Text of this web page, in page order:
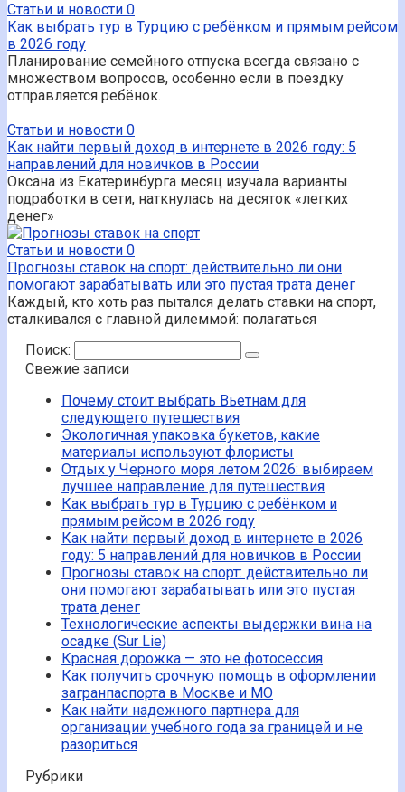
Статьи и новости 0
Как выбрать тур в Турцию с ребёнком и прямым рейсом
в 2026 году
Планирование семейного отпуска всегда связано с
множеством вопросов, особенно если в поездку
отправляется ребёнок.
Статьи и новости 0
Как найти первый доход в интернете в 2026 году: 5
направлений для новичков в России
Оксана из Екатеринбурга месяц изучала варианты
подработки в сети, наткнулась на десяток «легких
денег»
Статьи и новости 0
Прогнозы ставок на спорт: действительно ли они
помогают зарабатывать или это пустая трата денег
Каждый, кто хоть раз пытался делать ставки на спорт,
сталкивался с главной дилеммой: полагаться
Поиск:
Свежие записи
Почему стоит выбрать Вьетнам для
следующего путешествия
Экологичная упаковка букетов, какие
материалы используют флористы
Отдых у Черного моря летом 2026: выбираем
лучшее направление для путешествия
Как выбрать тур в Турцию с ребёнком и
прямым рейсом в 2026 году
Как найти первый доход в интернете в 2026
году: 5 направлений для новичков в России
Прогнозы ставок на спорт: действительно ли
они помогают зарабатывать или это пустая
трата денег
Технологические аспекты выдержки вина на
осадке (Sur Lie)
Красная дорожка — это не фотосессия
Как получить срочную помощь в оформлении
загранпаспорта в Москве и МО
Как найти надежного партнера для
организации учебного года за границей и не
разориться
Рубрики